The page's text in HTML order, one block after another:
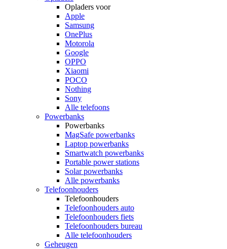
Opladers voor
Apple
Samsung
OnePlus
Motorola
Google
OPPO
Xiaomi
POCO
Nothing
Sony
Alle telefoons
Powerbanks
Powerbanks
MagSafe powerbanks
Laptop powerbanks
Smartwatch powerbanks
Portable power stations
Solar powerbanks
Alle powerbanks
Telefoonhouders
Telefoonhouders
Telefoonhouders auto
Telefoonhouders fiets
Telefoonhouders bureau
Alle telefoonhouders
Geheugen